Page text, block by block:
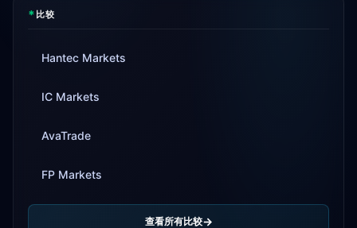
* 比较
Hantec Markets
IC Markets
AvaTrade
FP Markets
查看所有比较